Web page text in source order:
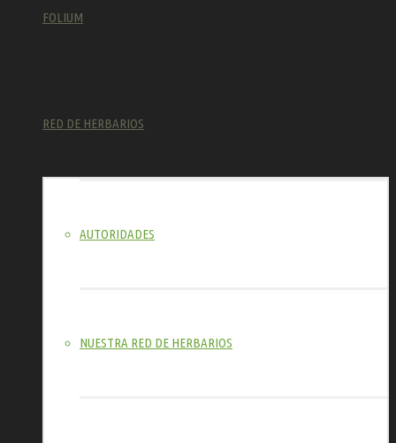
FOLIUM
RED DE HERBARIOS
AUTORIDADES
NUESTRA RED DE HERBARIOS